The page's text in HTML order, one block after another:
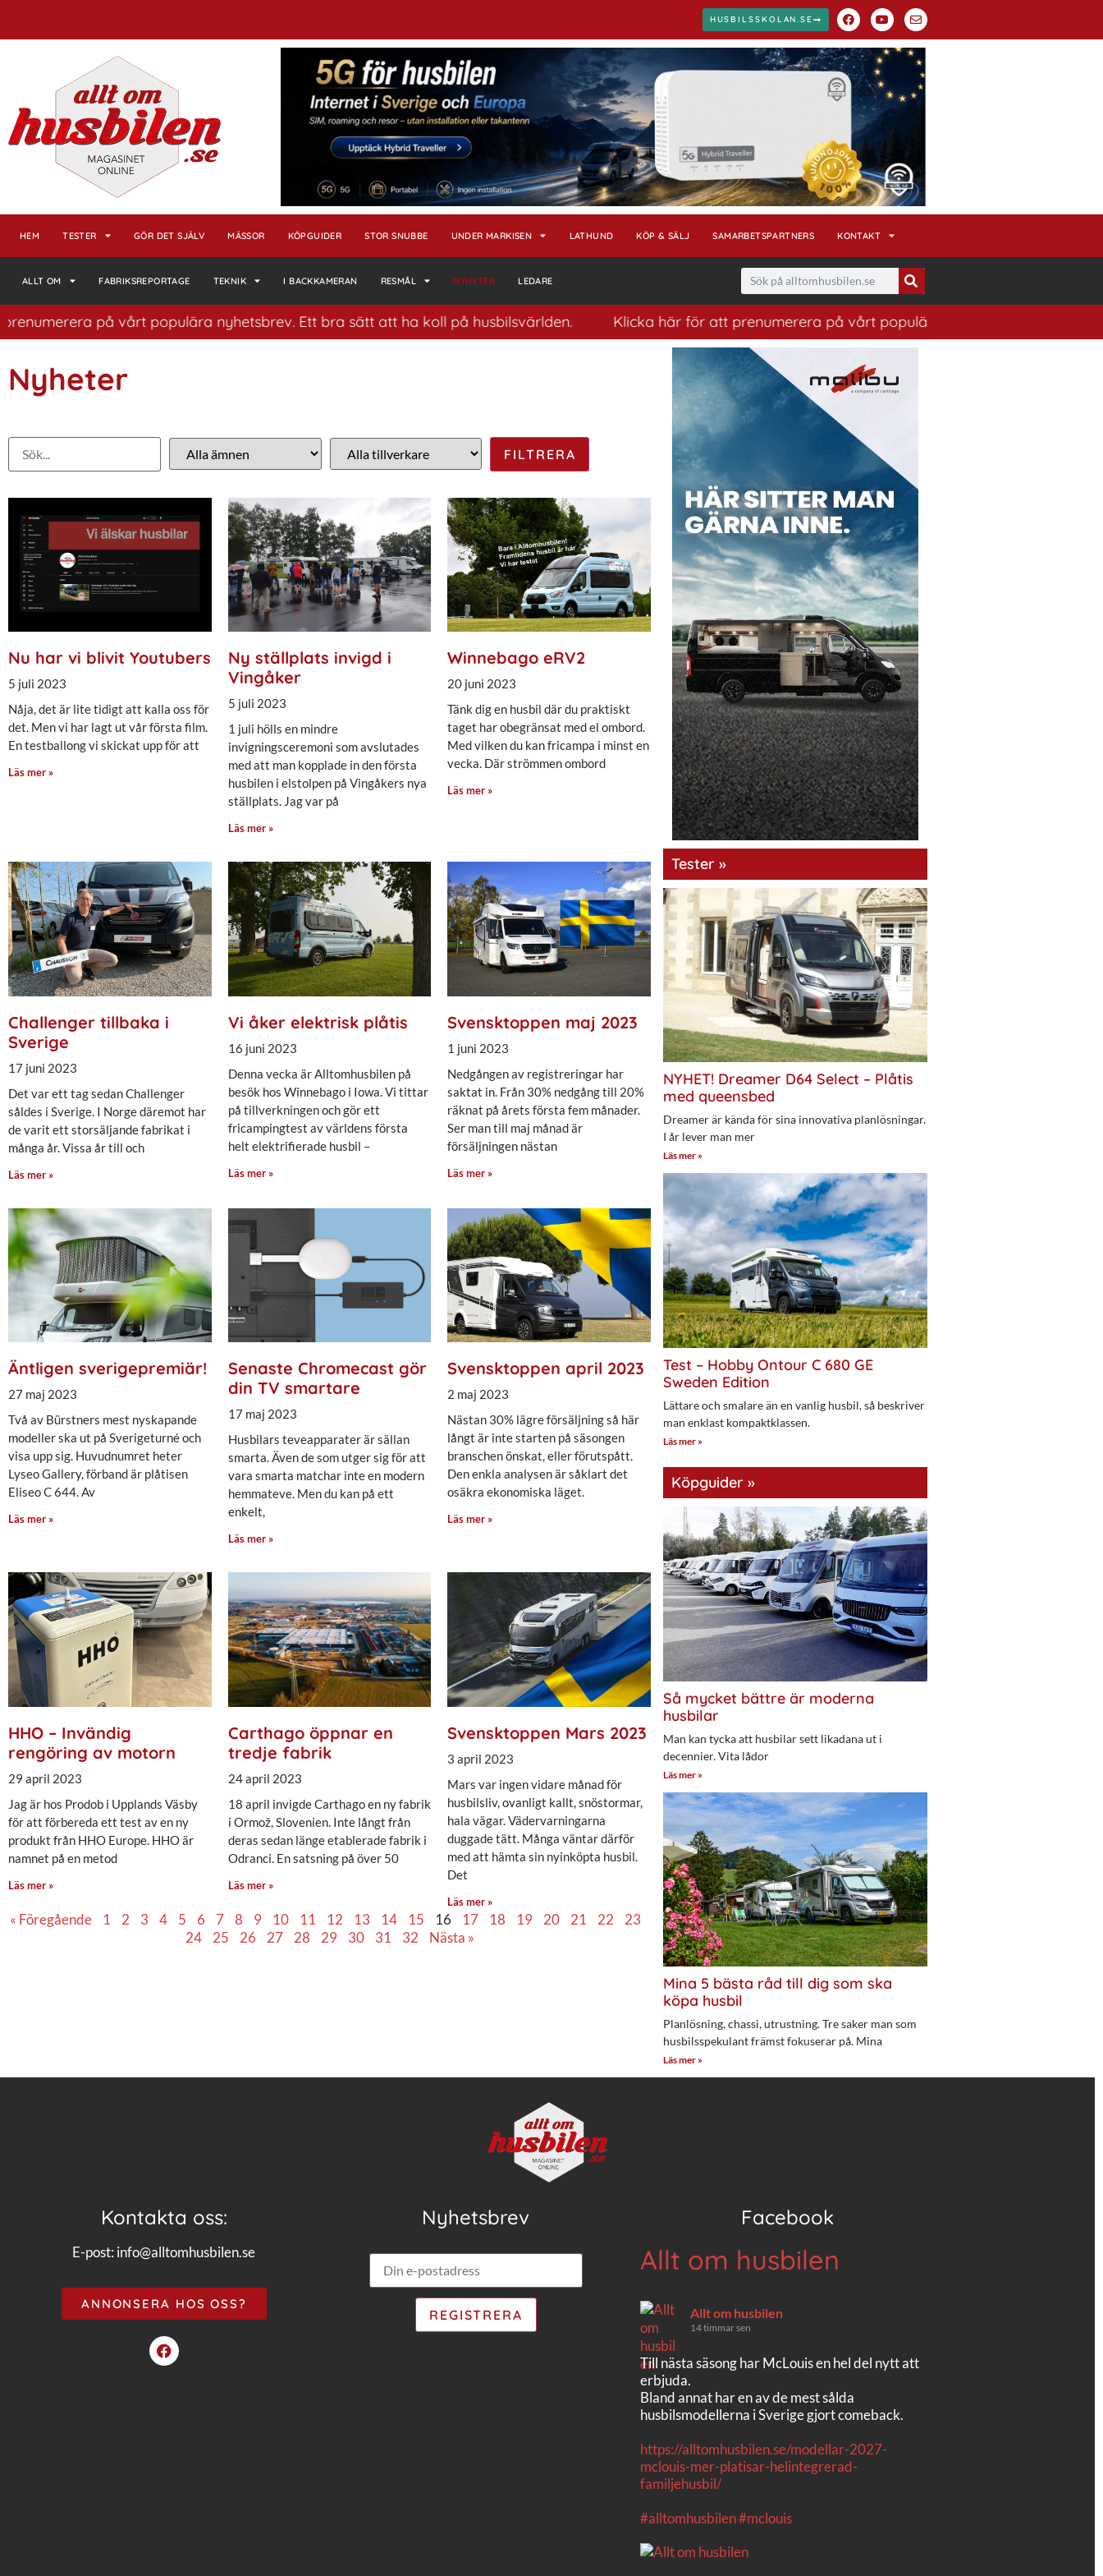
HUSBILSSKOLAN.SE
HEM TESTER GÖR DET SJÄLV MÄSSOR KÖPGUIDER STOR SNUBBE UNDER MARKISEN LATHUND KÖP & SÄLJ SAMARBETSPARTNERS KONTAKT
ALLT OM FABRIKSREPORTAGE TEKNIK I BACKKAMERAN RESMÅL NYHETER LEDARE
på vårt populära nyhetsbrev. Ett bra sätt att ha koll på husbilsvärlden. Klicka här för att prenumerera på vårt populära nyhetsbrev. Ett bra sätt att ha
Nyheter
Nu har vi blivit Youtubers
5 juli 2023
Nåja, det är lite tidigt att kalla oss för
det. Men vi har lagt ut vår första film.
En testballong vi skickat upp för att
Läs mer »
Ny ställplats invigd i
Vingåker
5 juli 2023
1 juli hölls en mindre
invigningsceremoni som avslutades
med att man kopplade in den första
husbilen i elstolpen på Vingåkers nya
ställplats. Jag var på
Läs mer »
Winnebago eRV2
20 juni 2023
Tänk dig en husbil där du praktiskt
taget har obegränsat med el ombord.
Med vilken du kan fricampa i minst en
vecka. Där strömmen ombord
Läs mer »
Challenger tillbaka i
Sverige
17 juni 2023
Det var ett tag sedan Challenger
såldes i Sverige. I Norge däremot har
de varit ett storsäljande fabrikat i
många år. Vissa år till och
Läs mer »
Vi åker elektrisk plåtis
16 juni 2023
Denna vecka är Alltomhusbilen på
besök hos Winnebago i Iowa. Vi tittar
på tillverkningen och gör ett
fricampingtest av världens första
helt elektrifierade husbil –
Läs mer »
Svensktoppen maj 2023
1 juni 2023
Nedgången av registreringar har
saktat in. Från 30% nedgång till 20%
räknat på årets första fem månader.
Ser man till maj månad är
försäljningen nästan
Läs mer »
Äntligen sverigepremiär!
27 maj 2023
Två av Bürstners mest nyskapande
modeller ska ut på Sverigeturné och
visa upp sig. Huvudnumret heter
Lyseo Gallery, förband är plåtisen
Eliseo C 644. Av
Läs mer »
Senaste Chromecast gör
din TV smartare
17 maj 2023
Husbilars teveapparater är sällan
smarta. Även de som utger sig för att
vara smarta matchar inte en modern
hemmateve. Men du kan på ett
enkelt,
Läs mer »
Svensktoppen april 2023
2 maj 2023
Nästan 30% lägre försäljning så här
långt är inte starten på säsongen
branschen önskat, eller förutspått.
Den enkla analysen är såklart det
osäkra ekonomiska läget.
Läs mer »
HHO – Invändig
rengöring av motorn
29 april 2023
Jag är hos Prodob i Upplands Väsby
för att förbereda ett test av en ny
produkt från HHO Europe. HHO är
namnet på en metod
Läs mer »
Carthago öppnar en
tredje fabrik
24 april 2023
18 april invigde Carthago en ny fabrik
i Ormož, Slovenien. Inte långt från
deras sedan länge etablerade fabrik i
Odranci. En satsning på över 50
Läs mer »
Svensktoppen Mars 2023
3 april 2023
Mars var ingen vidare månad för
husbilsliv, ovanligt kallt, snöstormar,
hala vägar. Vädervarningarna
duggade tätt. Många väntar därför
med att hämta sin nyinköpta husbil.
Det
Läs mer »
« Föregående 1 2 3 4 5 6 7 8 9 10 11 12 13 14 15 16 17 18 19 20 21 22
23
24
25 26 27 28 29 30 31 32 Nästa »
Tester »
NYHET! Dreamer D64 Select – Plåtis
med queensbed
Dreamer är kända för sina innovativa planlösningar.
I år lever man mer
Läs mer »
Test – Hobby Ontour C 680 GE
Sweden Edition
Lättare och smalare än en vanlig husbil, så beskriver
man enklast kompaktklassen.
Läs mer »
Köpguider »
Så mycket bättre är moderna
husbilar
Man kan tycka att husbilar sett likadana ut i
decennier. Vita lådor
Läs mer »
Mina 5 bästa råd till dig som ska
köpa husbil
Planlösning, chassi, utrustning. Tre saker man som
husbilsspekulant främst fokuserar på. Mina
Läs mer »
Kontakta oss:
E-post: info@alltomhusbilen.se
ANNONSERA HOS OSS?
Nyhetsbrev Facebook
Allt om husbilen
Allt om husbilen
14 timmar sen
Till nästa säsong har McLouis en hel del nytt att
erbjuda.
Bland annat har en av de mest sålda
husbilsmodellerna i Sverige gjort comeback.
https://alltomhusbilen.se/modellar-2027-
mclouis-mer-platisar-helintegrerad-
familjehusbil/
#alltomhusbilen#mclouis